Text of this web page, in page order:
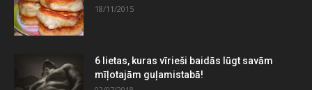
18/11/2015
6 lietas, kuras vīrieši baidās lūgt savām
mīļotajām guļamistabā!